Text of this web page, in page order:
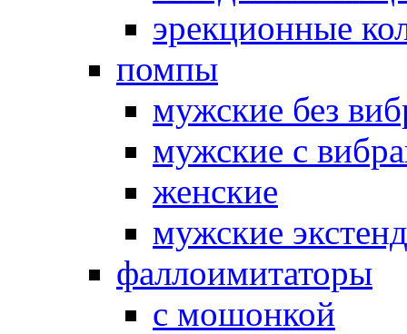
эрекционные
помпы
мужские без
мужские с
женские
мужские
фаллоимитаторы
с мошонкой